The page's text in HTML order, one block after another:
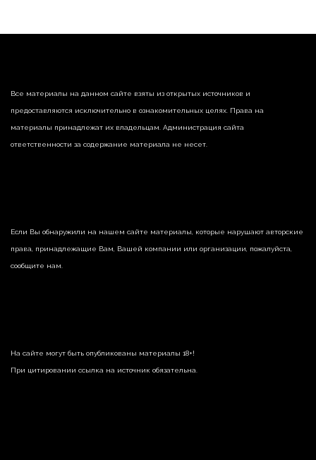
Все материалы на данном сайте взяты из открытых источников и
предоставляются исключительно в ознакомительных целях. Права на
материалы принадлежат их владельцам. Администрация сайта
ответственности за содержание материала не несет.
Если Вы обнаружили на нашем сайте материалы, которые нарушают авторские
права, принадлежащие Вам, Вашей компании или организации, пожалуйста,
сообщите нам.
На сайте могут быть опубликованы материалы 18+!
При цитировании ссылка на источник обязательна.